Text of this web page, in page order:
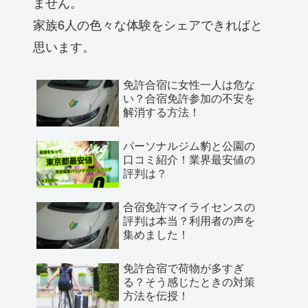
家族6人の色々な体験をシェアできればと
思います。
免許合宿に女性一人は危な
い？合宿免許参加の不安を
解消する方法！
パーソナルジム豹と公園の
口コミ紹介！業界最安値の
評判は？
合宿免許マイライセンスの
評判は本当？利用者の声を
集めました！
免許合宿で荷物が多すぎ
る？そう感じたときの対策
方法を伝授！